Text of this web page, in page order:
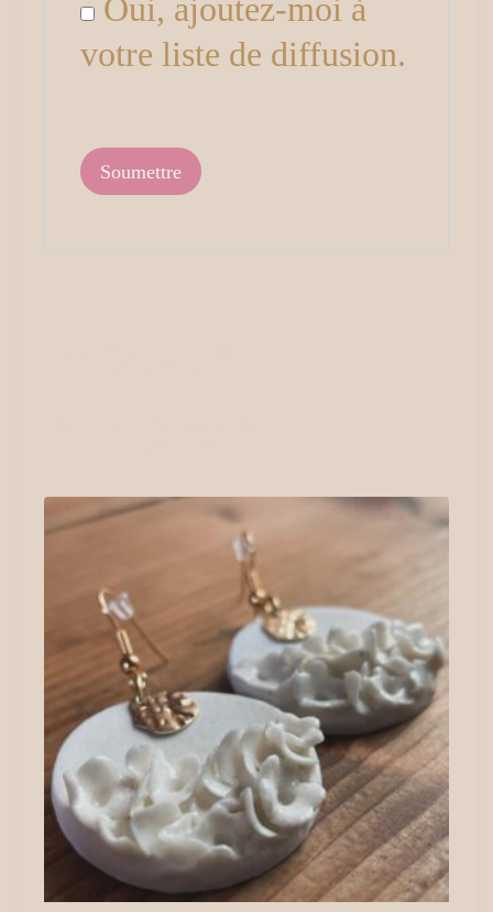
Oui, ajoutez-moi à
votre liste de diffusion.